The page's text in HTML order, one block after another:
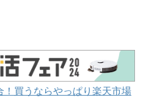
！買うならやっぱり楽天市場